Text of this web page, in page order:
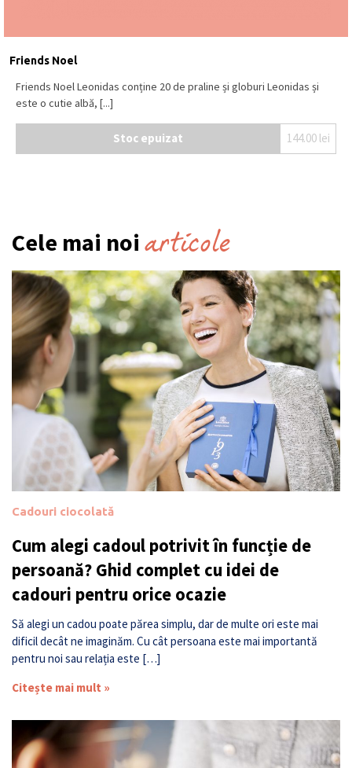
Friends Noel
Friends Noel Leonidas conține 20 de praline și globuri Leonidas și
este o cutie albă, [...]
Stoc epuizat 144.00 lei
Cele mai noi articole
Cadouri ciocolată
Cum alegi cadoul potrivit în funcție de
persoană? Ghid complet cu idei de
cadouri pentru orice ocazie
Să alegi un cadou poate părea simplu, dar de multe ori este mai
dificil decât ne imaginăm. Cu cât persoana este mai importantă
pentru noi sau relația este […]
Citește mai mult »